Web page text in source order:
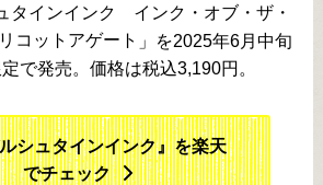
タインインク インク・オブ・ザ・
コットアゲート 」を2025年6月中旬
で発売。価格は税込3,190円。
シュタインインク』を楽天
でチェック